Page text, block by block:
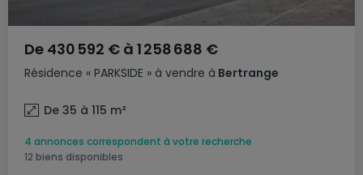
Résidence « PARKSIDE » à vendre à Bertrange
De 430 592 € à 1 258 688 €
De 35 à 115 m²
4 annonces correspondent à votre recherche
12 biens disponibles